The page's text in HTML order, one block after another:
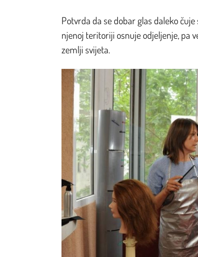
Potvrda da se dobar glas daleko
njenoj teritoriji osnuje odjeljenje, pa
zemlji svijeta.